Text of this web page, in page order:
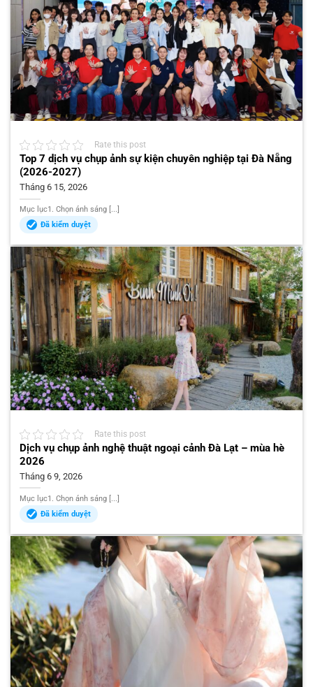
Rate this post
Top 7 dịch vụ chụp ảnh sự kiện chuyên nghiệp tại Đà Nẵng
(2026-2027)
Tháng 6 15, 2026
Mục lục1. Chọn ánh sáng [...]
Đã kiểm duyệt
Rate this post
Dịch vụ chụp ảnh nghệ thuật ngoại cảnh Đà Lạt – mùa hè
2026
Tháng 6 9, 2026
Mục lục1. Chọn ánh sáng [...]
Đã kiểm duyệt